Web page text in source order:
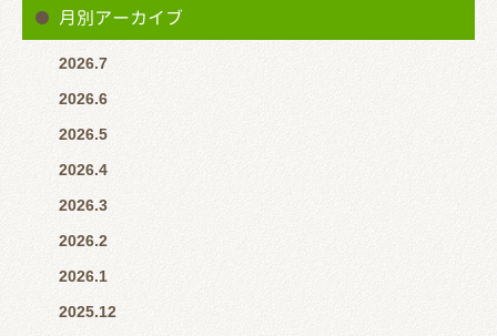
月別アーカイブ
2026.7
2026.6
2026.5
2026.4
2026.3
2026.2
2026.1
2025.12